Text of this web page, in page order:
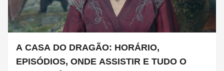
A CASA DO DRAGÃO: HORÁRIO,
EPISÓDIOS, ONDE ASSISTIR E TUDO O